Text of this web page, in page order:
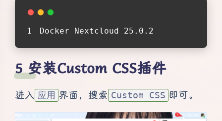
Docker Nextcloud 25.0.2
安装Custom CSS插件
进入 应用 界面，搜索 Custom CSS 即可。